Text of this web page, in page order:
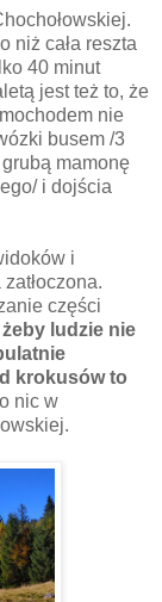
niż cała reszta
40 minut
jest też to, że
nie
busem /3
mamonę
i dojścia
i
części
ludzie nie
krokusów to
nic w